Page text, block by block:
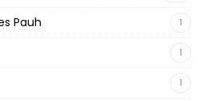
Pauh 1
1
1